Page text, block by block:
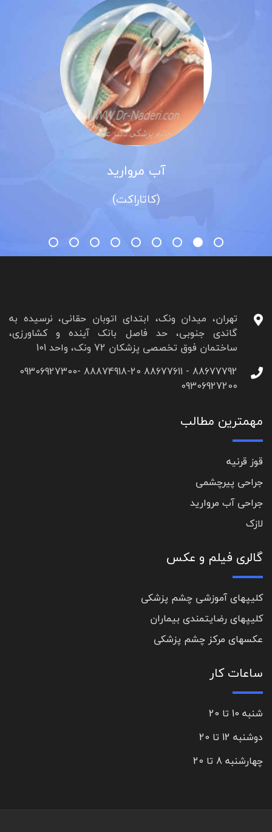
آب مروارید
(کاتاراکت)
تهران، میدان ونک، ابتدای اتوبان حقانی، نرسیده به
گاندی جنوبی، حد فاصل بانک آینده و کشاورزی،
ساختمان فوق تخصصی پزشکان 72 ونک، واحد 101
88677792 - 88677611 88874918-20 09306927300-
09306927200
مهمترین مطالب
قوز قرنیه
جراحی پیرچشمی
جراحی آب مروارید
لازک
گالری فیلم و عکس
کلیپهای آموزشی چشم پزشکی
کلیپهای رضایتمندی بیماران
عکسهای مرکز چشم پزشکی
ساعات کار
شنبه 10 تا 20
دوشنبه 12 تا 20
چهارشنبه 8 تا 20